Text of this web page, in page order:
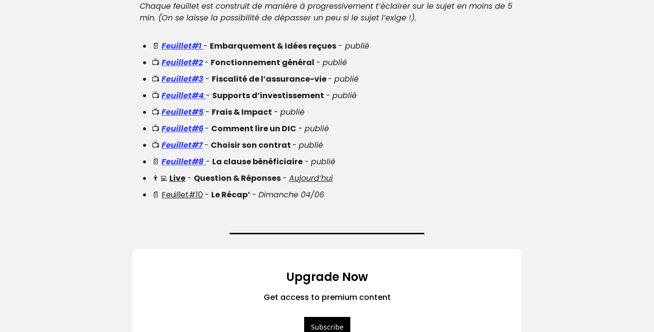
Chaque feuillet est construit de manière à progressivement t’éclairer sur le sujet en moins de 5
min. (On se laisse la possibilité de dépasser un peu si le sujet l’exige !).
📄 Feuillet#1 - Embarquement & Idées reçues - publié
📺 Feuillet#2- Fonctionnement général - publié
📺 Feuillet#3 - Fiscalité de l’assurance-vie - publié
📺 Feuillet#4 - Supports d’investissement - publié
📺 Feuillet#5 - Frais & Impact - publié
📺 Feuillet#6- Comment lire un DIC - publié
📺 Feuillet#7- Choisir son contrat - publié
📄 Feuillet#8 - La clause bénéficiaire - publié
👨‍💻 Live - Question & Réponses - Aujourd’hui
📄 Feuillet#10 - Le Récap’ - Dimanche 04/06
Upgrade Now
Get access to premium content
Subscribe